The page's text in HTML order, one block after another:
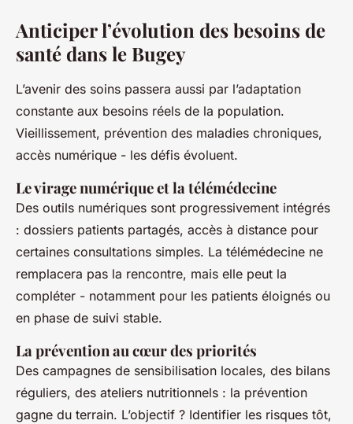
Anticiper l’évolution des besoins de
santé dans le Bugey
L’avenir des soins passera aussi par l’adaptation
constante aux besoins réels de la population.
Vieillissement, prévention des maladies chroniques,
accès numérique - les défis évoluent.
Le virage numérique et la télémédecine
Des outils numériques sont progressivement intégrés
: dossiers patients partagés, accès à distance pour
certaines consultations simples. La télémédecine ne
remplacera pas la rencontre, mais elle peut la
compléter - notamment pour les patients éloignés ou
en phase de suivi stable.
La prévention au cœur des priorités
Des campagnes de sensibilisation locales, des bilans
réguliers, des ateliers nutritionnels : la prévention
gagne du terrain. L’objectif ? Identifier les risques tôt,